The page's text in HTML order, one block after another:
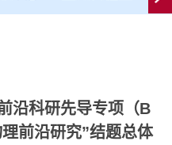
沿科研先导专项（B
前沿研究”结题总体